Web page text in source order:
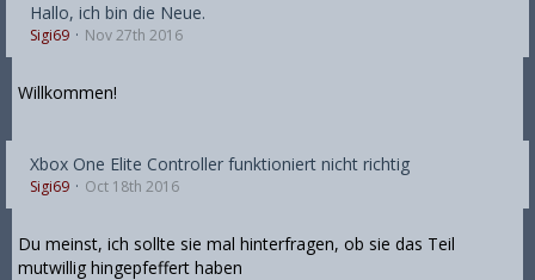
Hallo, ich bin die Neue.
Sigi69 Nov 27th 2016
Willkommen!
Xbox One Elite Controller funktioniert nicht richtig
Sigi69 Oct 18th 2016
Du meinst, ich sollte sie mal hinterfragen, ob sie das Teil
mutwillig hingepfeffert haben